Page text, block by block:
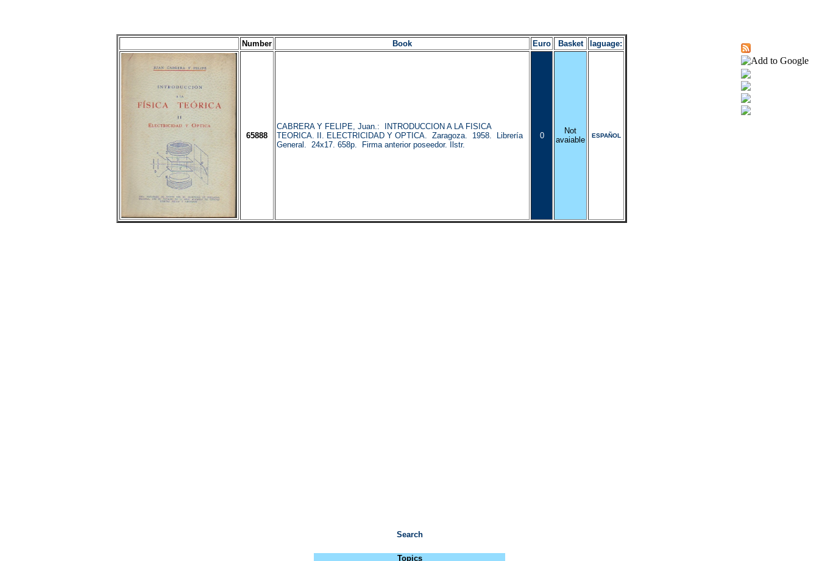
Number Book Euro Basket laguage:
65888
CABRERA Y FELIPE, Juan.: INTRODUCCION A LA FISICA
TEORICA. II. ELECTRICIDAD Y OPTICA. Zaragoza. 1958. Librería
General. 24x17. 658p. Firma anterior poseedor. Ilstr.
0
Not
avaiable
ESPAÑOL
Search
Topics